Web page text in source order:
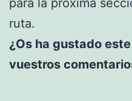
ruta.
¿Os ha gustado
vuestros